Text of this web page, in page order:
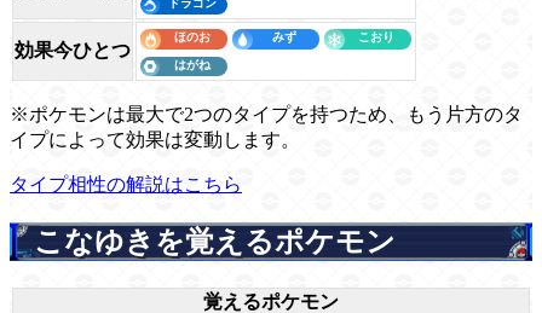
効果今ひとつ
※ポケモンは最大で2つのタイプを持つため、もう片方のタ
イプによって効果は変動します。
タイプ相性の解説はこちら
こなゆきを覚えるポケモン
覚えるポケモン